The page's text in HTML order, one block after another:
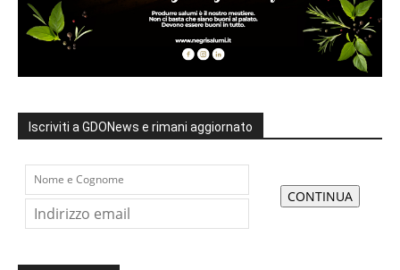
Iscriviti a GDONews e rimani aggiornato